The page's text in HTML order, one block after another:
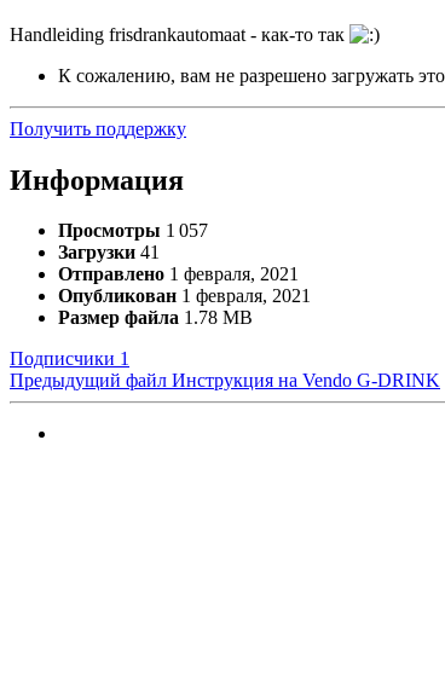
Handleiding frisdrankautomaat - как-то так
К сожалению, вам не разрешено загружать
Получить поддержку
Информация
Просмотры 1 057
Загрузки 41
Отправлено 1 февраля, 2021
Опубликован 1 февраля, 2021
Размер файла 1.78 MB
Подписчики 1
Предыдущий файл Инструкция на Vendo G-DRINK